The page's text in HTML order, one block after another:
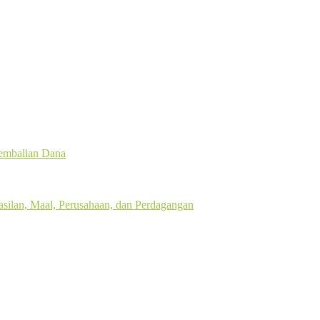
Dana
Maal, Perusahaan, dan Perdagangan